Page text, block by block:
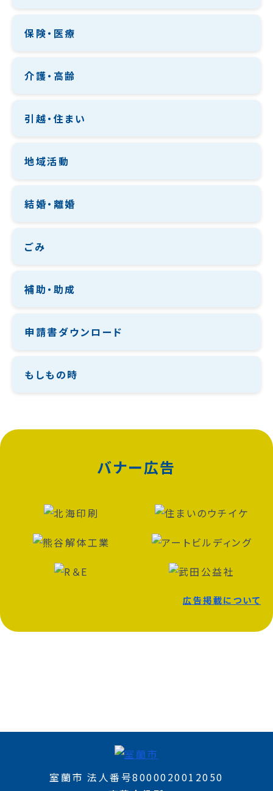
保険・医療
介護・高齢
引越・住まい
地域活動
結婚・離婚
ごみ
補助・助成
申請書ダウンロード
もしもの時
バナー広告
広告掲載について
室蘭市 法人番号8000020012050